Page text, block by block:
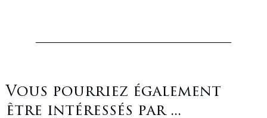
Vous pourriez également
être intéressés par ...